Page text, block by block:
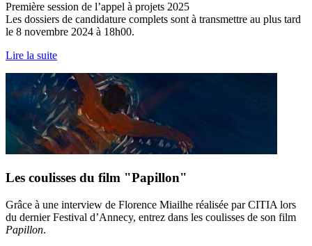
Première session de l’appel à projets 2025
Les dossiers de candidature complets sont à transmettre au plus tard
le 8 novembre 2024 à 18h00.
Lire la suite
Les coulisses du film "Papillon"
Grâce à une interview de Florence Miailhe réalisée par CITIA lors
du dernier Festival d’Annecy, entrez dans les coulisses de son film
Papillon.